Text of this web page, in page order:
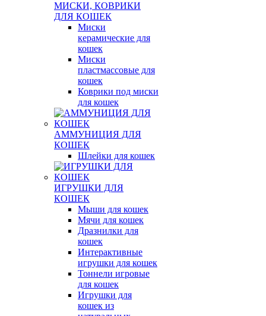
МИСКИ, КОВРИКИ
ДЛЯ КОШЕК
Миски
керамические для
кошек
Миски
пластмассовые для
кошек
Коврики под миски
для кошек
АММУНИЦИЯ ДЛЯ
КОШЕК
Шлейки для кошек
ИГРУШКИ ДЛЯ
КОШЕК
Мыши для кошек
Мячи для кошек
Дразнилки для
кошек
Интерактивные
игрушки для кошек
Тоннели игровые
для кошек
Игрушки для
кошек из